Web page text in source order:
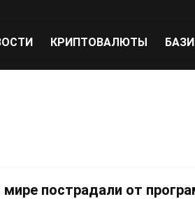
КРИПТОВАЛЮТЫ
мире пострадали от